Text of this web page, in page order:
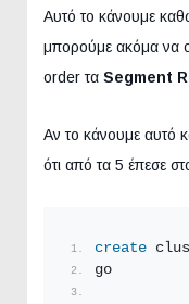
Αυτό το κάνουμε
μπορούμε ακόμα να
order τα Segment
Αν το κάνουμε αυτό
ότι από τα 5 έπεσε
create
go